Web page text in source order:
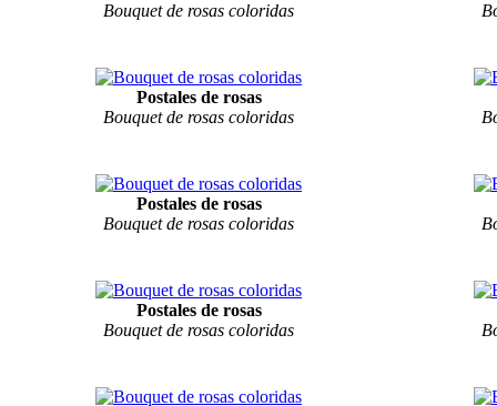
Bouquet de rosas coloridas
Postales de rosas
Bouquet de rosas coloridas
Postales de rosas
Bouquet de rosas coloridas
Postales de rosas
Bouquet de rosas coloridas